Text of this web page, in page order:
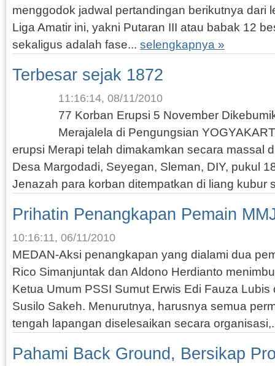
menggodok jadwal pertandingan berikutnya dari
Liga Amatir ini, yakni Putaran III atau babak 12
sekaligus adalah fase... selengkapnya »
Terbesar sejak 1872
11:16:14, 08/11/2010
77 Korban Erupsi 5 November
Merajalela di Pengungsian
erupsi Merapi telah dimakamkan secara massal
Desa Margodadi, Seyegan, Sleman, DIY, pukul
Jenazah para korban ditempatkan di liang kubur
Prihatin Penangkapan Pemain
10:16:11, 06/11/2010
MEDAN-Aksi penangkapan yang dialami dua
Rico Simanjuntak dan Aldono Herdianto
Ketua Umum PSSI Sumut Erwis Edi Fauza
Susilo Sakeh. Menurutnya, harusnya semua
tengah lapangan diselesaikan secara
Pahami Back Ground, Bersikap